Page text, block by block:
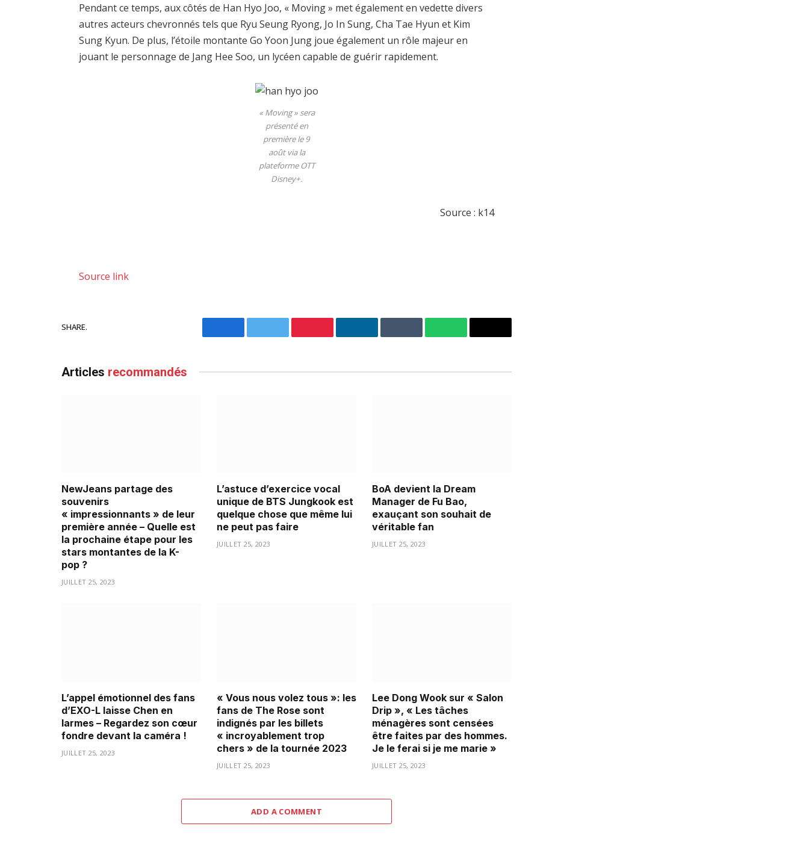
Pendant ce temps, aux côtés de Han Hyo Joo, « Moving » met également en vedette divers
autres acteurs chevronnés tels que Ryu Seung Ryong, Jo In Sung, Cha Tae Hyun et Kim
Sung Kyun. De plus, l’étoile montante Go Yoon Jung joue également un rôle majeur en
jouant le personnage de Jang Hee Soo, un lycéen capable de guérir rapidement.
« Moving » sera
présenté en
première le 9
août via la
plateforme OTT
Disney+.
Source : k14
Source link
SHARE.
FacebookTwitter PinterestLinkedInTumblr WhatsAppEmail
Articles recommandés
NewJeans partage des
souvenirs
« impressionnants » de leur
première année – Quelle est
la prochaine étape pour les
stars montantes de la K-
pop ?
JUILLET 25, 2023
L’astuce d’exercice vocal
unique de BTS Jungkook est
quelque chose que même lui
ne peut pas faire
JUILLET 25, 2023
BoA devient la Dream
Manager de Fu Bao,
exauçant son souhait de
véritable fan
JUILLET 25, 2023
L’appel émotionnel des fans
d’EXO-L laisse Chen en
larmes – Regardez son cœur
fondre devant la caméra !
JUILLET 25, 2023
« Vous nous volez tous »: les
fans de The Rose sont
indignés par les billets
« incroyablement trop
chers » de la tournée 2023
JUILLET 25, 2023
Lee Dong Wook sur « Salon
Drip », « Les tâches
ménagères sont censées
être faites par des hommes.
Je le ferai si je me marie »
JUILLET 25, 2023
ADD A COMMENT